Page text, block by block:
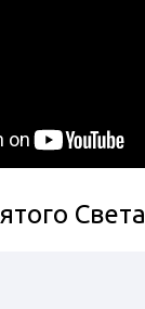
Света